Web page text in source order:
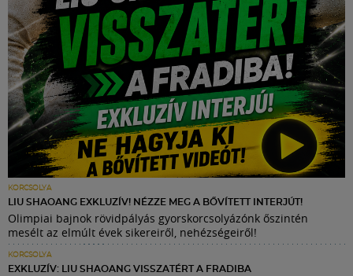
KORCSOLYA
LIU SHAOANG EXKLUZÍV! NÉZZE MEG A BŐVÍTETT INTERJÚT!
Olimpiai bajnok rövidpályás gyorskorcsolyázónk őszintén
mesélt az elmúlt évek sikereiről, nehézségeiről!
KORCSOLYA
EXKLUZÍV: LIU SHAOANG VISSZATÉRT A FRADIBA